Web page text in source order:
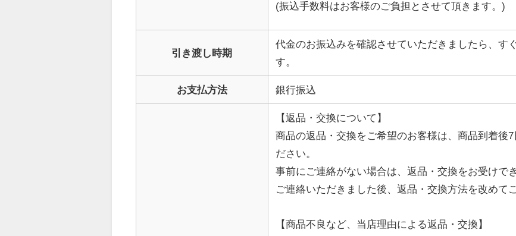
(振込手数料はお客様のご負担とさせて頂きます。)
引き渡し時期
代金のお振込みを確認させていただきましたら、す
す。
お支払方法 銀行振込
【返品・交換について】
商品の返品・交換をご希望のお客様は、商品到着後
ださい。
事前にご連絡がない場合は、返品・交換をお受けで
ご連絡いただきました後、返品・交換方法を改めて
【商品不良など、当店理由による返品・交換】